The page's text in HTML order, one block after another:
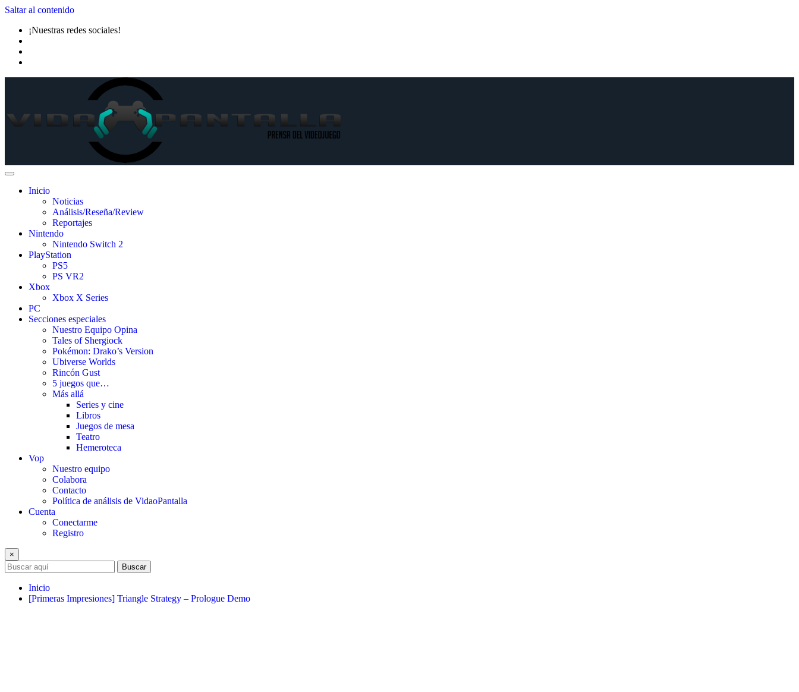
Saltar al contenido
¡Nuestras redes sociales!
Inicio
Noticias
Análisis/Reseña/Review
Reportajes
Nintendo
Nintendo Switch 2
PlayStation
PS5
PS VR2
Xbox
Xbox X Series
PC
Secciones especiales
Nuestro Equipo Opina
Tales of Shergiock
Pokémon: Drako’s Version
Ubiverse Worlds
Rincón Gust
5 juegos que…
Más allá
Series y cine
Libros
Juegos de mesa
Teatro
Hemeroteca
Vop
Nuestro equipo
Colabora
Contacto
Política de análisis de VidaoPantalla
Cuenta
Conectarme
Registro
×
Buscar
Inicio
[Primeras Impresiones] Triangle Strategy – Prologue Demo